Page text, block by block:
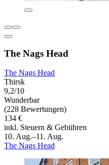
The Nags Head
The Nags Head
Thirsk
9,2/10
Wunderbar
(228 Bewertungen)
134 €
inkl. Steuern & Gebühren
10. Aug.–11. Aug.
The Nags Head